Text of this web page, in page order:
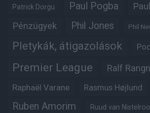
Patrick Dorgu Paul Pogba
Pénzügyek Phil Jones Phil
Pletykák, átigazolások
Premier League Ralf
Raphaël Varane Rasmus Højlund
Ruben Amorim Ruud van